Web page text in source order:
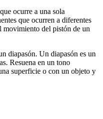
ocurre a una sola
que ocurren a diferentes
movimiento del pistón de un
diapasón. Un diapasón es un
Resuena en un tono
superficie o con un objeto y